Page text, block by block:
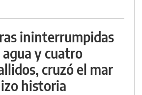
ininterrumpidas
y cuatro
cruzó el mar
historia